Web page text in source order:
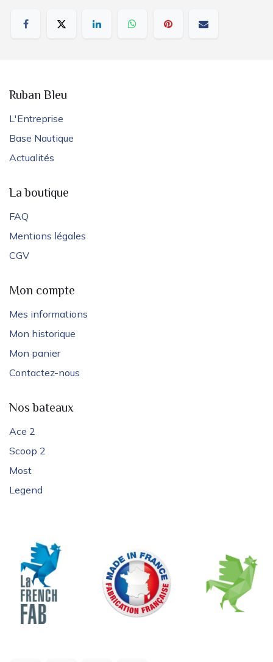
Ruban Bleu
L'Entreprise
Base Nautique
Actualités
La boutique
FAQ
Mentions légales
CGV
Mon compte
Mes informations
Mon historique
Mon panier
Contactez-nous
Nos bateaux
Ace 2
Scoop 2
Most
Legend